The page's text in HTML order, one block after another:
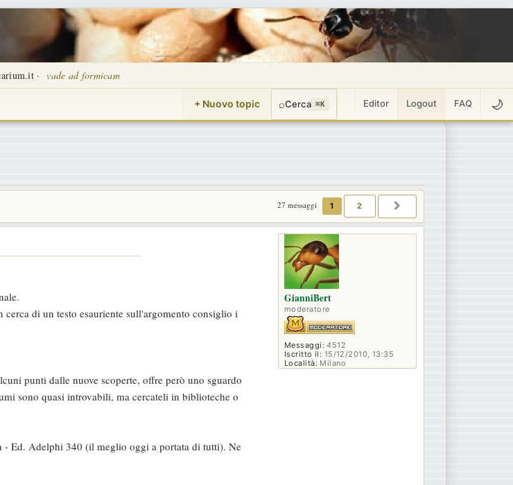
· vade ad formicam
+ Nuovo topic ⌕Cerca ⌘K Editor Logout FAQ 🌙
27 messaggi 1 2
GianniBert
moderatore
Messaggi: 4512
Iscritto il: 15/12/2010, 13:35
Località: Milano
di un testo esauriente sull'argomento consiglio i
punti dalle nuove scoperte, offre però uno sguardo
sono quasi introvabili, ma cercateli in biblioteche o
Ed. Adelphi 340 (il meglio oggi a portata di tutti). Ne